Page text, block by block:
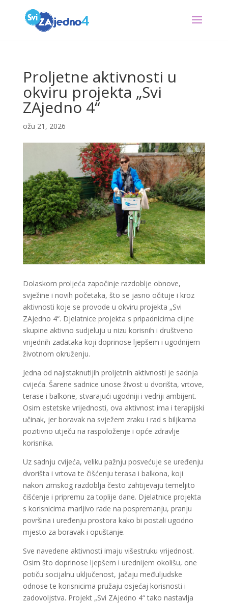
Proljetne aktivnosti u
okviru projekta „Svi
ZAjedno 4“
ožu 21, 2026
Dolaskom proljeća započinje razdoblje obnove,
svježine i novih početaka, što se jasno očituje i kroz
aktivnosti koje se provode u okviru projekta „Svi
ZAjedno 4“. Djelatnice projekta s pripadnicima ciljne
skupine aktivno sudjeluju u nizu korisnih i društveno
vrijednih zadataka koji doprinose ljepšem i ugodnijem
životnom okruženju.
Jedna od najistaknutijih proljetnih aktivnosti je sadnja
cvijeća. Šarene sadnice unose živost u dvorišta, vrtove,
terase i balkone, stvarajući ugodniji i vedriji ambijent.
Osim estetske vrijednosti, ova aktivnost ima i terapijski
učinak, jer boravak na svježem zraku i rad s biljkama
pozitivno utječu na raspoloženje i opće zdravlje
korisnika.
Uz sadnju cvijeća, veliku pažnju posvećuje se uređenju
dvorišta i vrtova te čišćenju terasa i balkona, koji
nakon zimskog razdoblja često zahtijevaju temeljito
čišćenje i pripremu za toplije dane. Djelatnice projekta
s korisnicima marljivo rade na pospremanju, pranju
površina i uređenju prostora kako bi postali ugodno
mjesto za boravak i opuštanje.
Sve navedene aktivnosti imaju višestruku vrijednost.
Osim što doprinose ljepšem i urednijem okolišu, one
potiču socijalnu uključenost, jačaju međuljudske
odnose te korisnicima pružaju osjećaj korisnosti i
zadovoljstva. Projekt „Svi ZAjedno 4“ tako nastavlja